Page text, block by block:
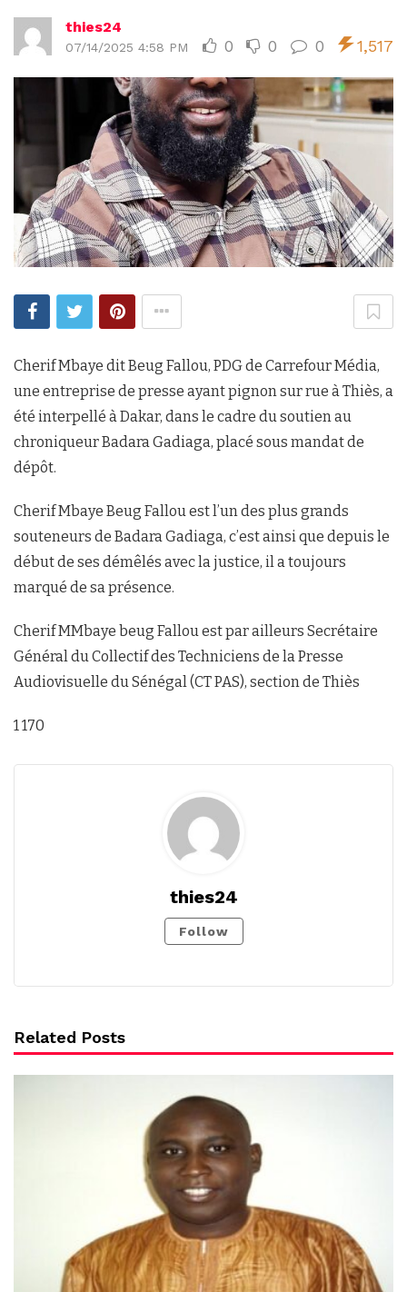
thies24
07/14/2025 4:58 PM 0 0 0 1,517
Cherif Mbaye dit Beug Fallou, PDG de Carrefour Média,
une entreprise de presse ayant pignon sur rue à Thiès, a
été interpellé à Dakar, dans le cadre du soutien au
chroniqueur Badara Gadiaga, placé sous mandat de
dépôt.
Cherif Mbaye Beug Fallou est l’un des plus grands
souteneurs de Badara Gadiaga, c’est ainsi que depuis le
début de ses démêlés avec la justice, il a toujours
marqué de sa présence.
Cherif MMbaye beug Fallou est par ailleurs Secrétaire
Général du Collectif des Techniciens de la Presse
Audiovisuelle du Sénégal (CT PAS), section de Thiès
1 170
thies24
Follow
Related Posts